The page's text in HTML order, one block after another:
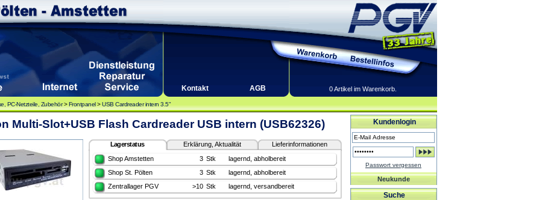
Kontakt AGB 0 Artikel im Warenkorb.
PC-Netzteile, Zubehör>Frontpanel>USB Cardreader intern 3.5"
Multi-Slot+USB Flash Cardreader USB intern (USB62326)
Lagerstatus Erklärung, Aktualität
Lieferinformationen
Shop Amstetten
3 Stk
lagernd, abholbereit
Shop St. Pölten
3 Stk
lagernd, abholbereit
Zentrallager PGV
>10 Stk lagernd, versandbereit
Kundenlogin
Passwort vergessen
Neukunde
Suche